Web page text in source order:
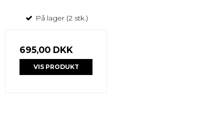
På lager (2 stk.)
695,00 DKK
VIS PRODUKT